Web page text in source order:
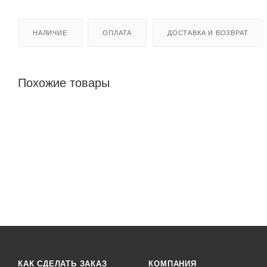
НАЛИЧИЕ ОПЛАТА ДОСТАВКА И ВОЗВРАТ
Похожие товары
КАК СДЕЛАТЬ ЗАКАЗ КОМПАНИЯ